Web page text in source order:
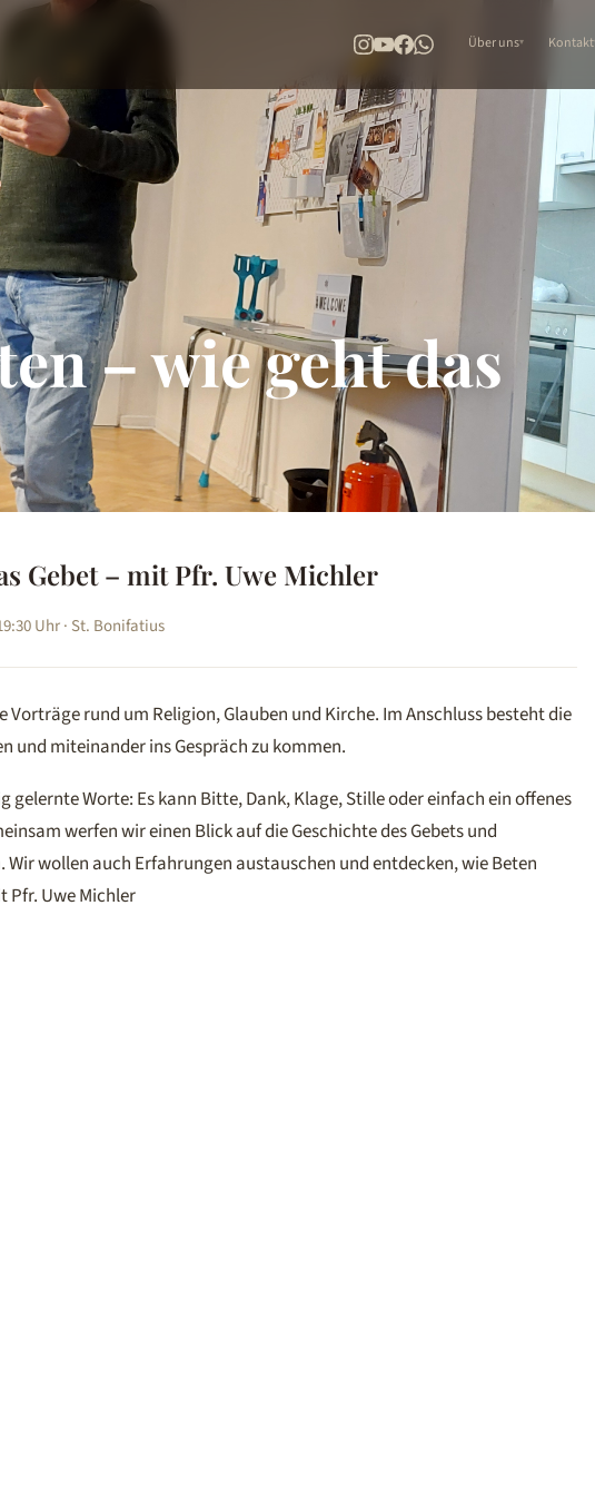
Über uns Kontakt
– wie geht das
Gebet – mit Pfr. Uwe Michler
Uhr · St. Bonifatius
Vorträge rund um Religion, Glauben und Kirche. Im Anschluss besteht die
und miteinander ins Gespräch zu kommen.
gelernte Worte: Es kann Bitte, Dank, Klage, Stille oder einfach ein offenes
werfen wir einen Blick auf die Geschichte des Gebets und
Wir wollen auch Erfahrungen austauschen und entdecken, wie Beten
Pfr. Uwe Michler